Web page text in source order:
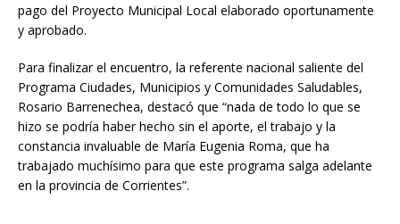
pago del Proyecto Municipal Local elaborado oportunamente
y aprobado.
Para finalizar el encuentro, la referente nacional saliente del
Programa Ciudades, Municipios y Comunidades Saludables,
Rosario Barrenechea, destacó que “nada de todo lo que se
hizo se podría haber hecho sin el aporte, el trabajo y la
constancia invaluable de María Eugenia Roma, que ha
trabajado muchísimo para que este programa salga adelante
en la provincia de Corrientes”.